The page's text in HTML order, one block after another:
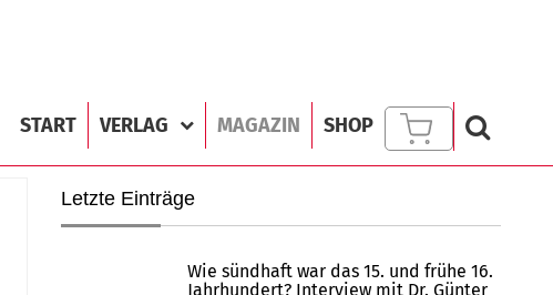
START VERLAG MAGAZIN SHOP
Letzte Einträge
Wie sündhaft war das 15. und frühe 16.
Jahrhundert? Interview mit Dr. Günter